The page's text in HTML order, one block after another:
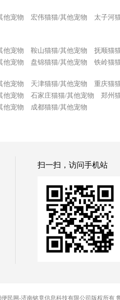
他宠物 宏伟猫猫/其他宠物 太子河
他宠物 鞍山猫猫/其他宠物 抚顺猫
他宠物 盘锦猫猫/其他宠物 铁岭猫
他宠物 天津猫猫/其他宠物 重庆猫
他宠物 石家庄猫猫/其他宠物 郑州
他宠物 成都猫猫/其他宠物
扫一扫，访问手机站
便民网-济南铭竟信息科技有限公司版权所有